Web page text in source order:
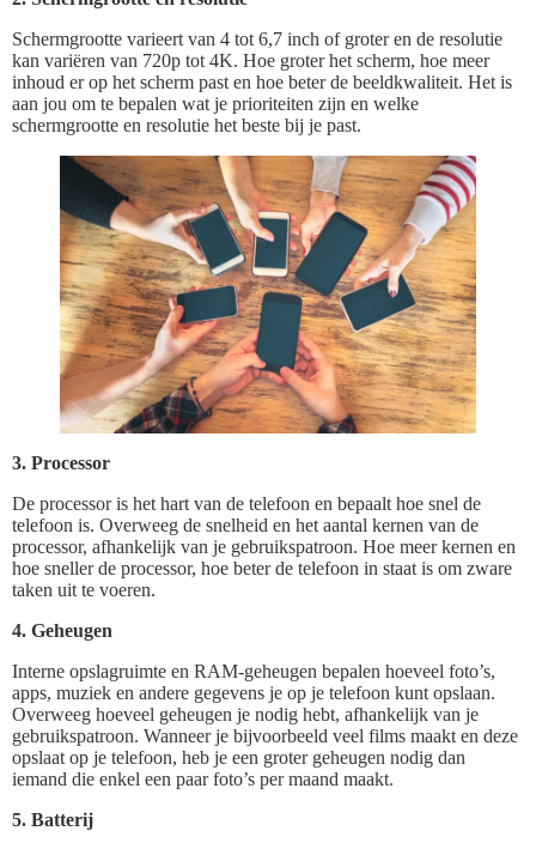
Schermgrootte varieert van 4 tot 6,7 inch of groter en de resolutie
kan variëren van 720p tot 4K. Hoe groter het scherm, hoe meer
inhoud er op het scherm past en hoe beter de beeldkwaliteit. Het is
aan jou om te bepalen wat je prioriteiten zijn en welke
schermgrootte en resolutie het beste bij je past.
3. Processor
De processor is het hart van de telefoon en bepaalt hoe snel de
telefoon is. Overweeg de snelheid en het aantal kernen van de
processor, afhankelijk van je gebruikspatroon. Hoe meer kernen en
hoe sneller de processor, hoe beter de telefoon in staat is om zware
taken uit te voeren.
4. Geheugen
Interne opslagruimte en RAM-geheugen bepalen hoeveel foto’s,
apps, muziek en andere gegevens je op je telefoon kunt opslaan.
Overweeg hoeveel geheugen je nodig hebt, afhankelijk van je
gebruikspatroon. Wanneer je bijvoorbeeld veel films maakt en deze
opslaat op je telefoon, heb je een groter geheugen nodig dan
iemand die enkel een paar foto’s per maand maakt.
5. Batterij